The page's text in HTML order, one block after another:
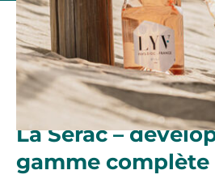
La Serac –
gamme complète